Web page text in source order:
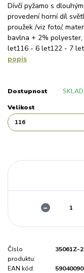
Dívčí pyžamo s
provedení horní díl
proužek /viz foto/,
bavlna + 2%
let116 - 6 let122 - 7
popis
Dostupnost
Velikost
Číslo
produktu:
35061Z-2
EAN kód: